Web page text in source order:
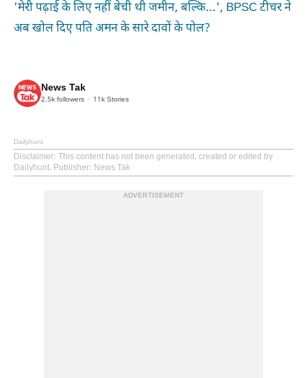
'मेरी पढ़ाई के लिए नहीं बेची थी जमीन, बल्कि...', BPSC टीचर ने
अब खोल दिए पति अमन के सारे दावों के पोल?
News Tak
2.5k followers 11k Stories
Dailyhunt
Disclaimer: This content has not been generated, created or edited by
Dailyhunt. Publisher: News Tak
ADVERTISEMENT